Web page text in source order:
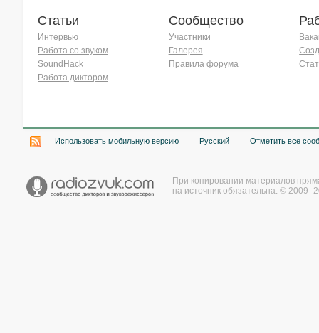
Статьи
Интервью
Работа со звуком
SoundHack
Работа диктором
Сообщество
Участники
Галерея
Правила форума
Использовать мобильную версию Русский Отметить все
При копировании материалов
на источник обязательна. ©